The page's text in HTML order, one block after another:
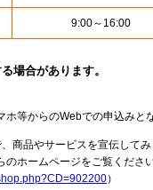
9:00～16:00
場合があります。
等からのWebでの申込みと
商品やサービスを宣伝して
ホームページをご覧くださ
）